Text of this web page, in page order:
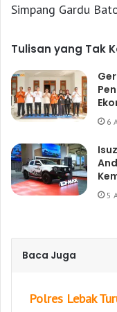
Simpang Gardu
Tulisan yang Tak
6
5
Baca Juga
Polres Lebak